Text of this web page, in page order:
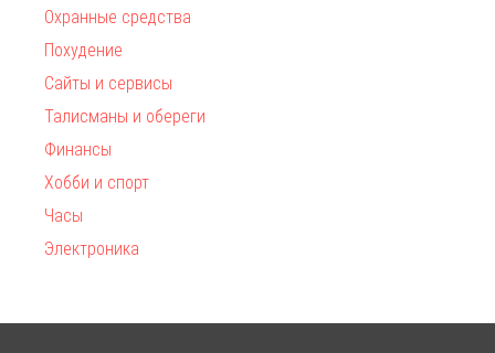
Охранные средства
Похудение
Сайты и сервисы
Талисманы и обереги
Финансы
Хобби и спорт
Часы
Электроника